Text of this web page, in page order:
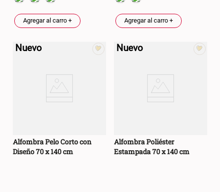
Agregar al carro + Agregar al carro +
Nuevo
Alfombra Pelo Corto con
Diseño 70 x 140 cm
Nuevo
Alfombra Poliéster
Estampada 70 x 140 cm